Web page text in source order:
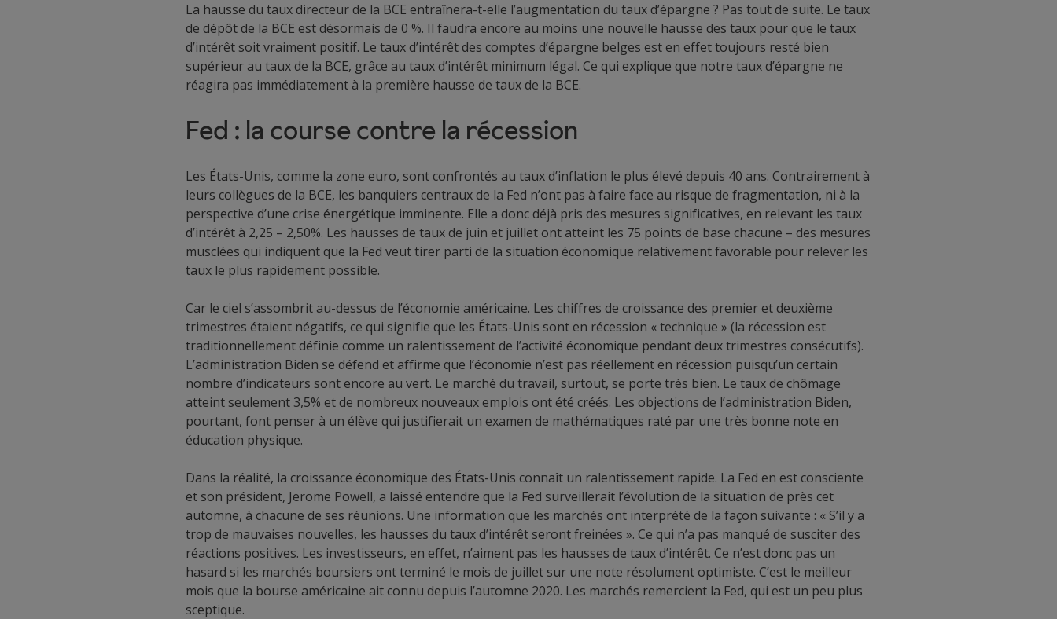
La hausse du taux directeur de la BCE entraînera-t-elle l’augmentation du taux d’épargne ? Pas tout de suite. Le taux
de dépôt de la BCE est désormais de 0 %. Il faudra encore au moins une nouvelle hausse des taux pour que le taux
d’intérêt soit vraiment positif. Le taux d’intérêt des comptes d’épargne belges est en effet toujours resté bien
supérieur au taux de la BCE, grâce au taux d’intérêt minimum légal. Ce qui explique que notre taux d’épargne ne
réagira pas immédiatement à la première hausse de taux de la BCE.
Fed : la course contre la récession
Les États-Unis, comme la zone euro, sont confrontés au taux d’inflation le plus élevé depuis 40 ans. Contrairement à
leurs collègues de la BCE, les banquiers centraux de la Fed n’ont pas à faire face au risque de fragmentation, ni à la
perspective d’une crise énergétique imminente. Elle a donc déjà pris des mesures significatives, en relevant les taux
d’intérêt à 2,25 – 2,50%. Les hausses de taux de juin et juillet ont atteint les 75 points de base chacune – des mesures
musclées qui indiquent que la Fed veut tirer parti de la situation économique relativement favorable pour relever les
taux le plus rapidement possible.
Car le ciel s’assombrit au-dessus de l’économie américaine. Les chiffres de croissance des premier et deuxième
trimestres étaient négatifs, ce qui signifie que les États-Unis sont en récession « technique » (la récession est
traditionnellement définie comme un ralentissement de l’activité économique pendant deux trimestres consécutifs).
L’administration Biden se défend et affirme que l’économie n’est pas réellement en récession puisqu’un certain
nombre d’indicateurs sont encore au vert. Le marché du travail, surtout, se porte très bien. Le taux de chômage
atteint seulement 3,5% et de nombreux nouveaux emplois ont été créés. Les objections de l’administration Biden,
pourtant, font penser à un élève qui justifierait un examen de mathématiques raté par une très bonne note en
éducation physique.
Dans la réalité, la croissance économique des États-Unis connaît un ralentissement rapide. La Fed en est consciente
et son président, Jerome Powell, a laissé entendre que la Fed surveillerait l’évolution de la situation de près cet
automne, à chacune de ses réunions. Une information que les marchés ont interprété de la façon suivante : « S’il y a
trop de mauvaises nouvelles, les hausses du taux d’intérêt seront freinées ». Ce qui n’a pas manqué de susciter des
réactions positives. Les investisseurs, en effet, n’aiment pas les hausses de taux d’intérêt. Ce n’est donc pas un
hasard si les marchés boursiers ont terminé le mois de juillet sur une note résolument optimiste. C’est le meilleur
mois que la bourse américaine ait connu depuis l’automne 2020. Les marchés remercient la Fed, qui est un peu plus
sceptique.